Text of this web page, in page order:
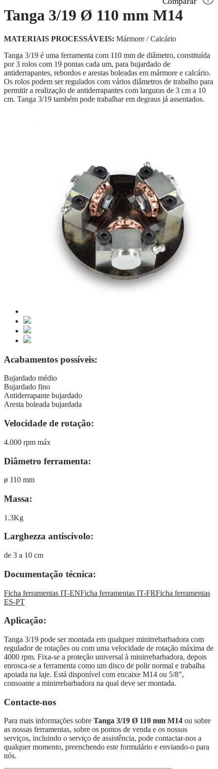
Tanga 3/19 Ø 110 mm M14
MATERIAIS PROCESSÁVEIS: Mármore / Calcário
Tanga 3/19 é uma ferramenta com 110 mm de diâmetro, constituída
por 3 rolos com 19 pontas cada um, para bujardado de
antiderrapantes, rebordos e arestas boleadas em mármore e calcário.
Os rolos podem ser regulados com vários diâmetros de trabalho para
permitir a realização de antiderrapantes com larguras de 3 cm a 10
cm. Tanga 3/19 também pode trabalhar em degraus já assentados.
Acabamentos possíveis:
Bujardado médio
Bujardado fino
Antiderrapante bujardado
Aresta boleada bujardada
Velocidade de rotação:
4.000 rpm máx
Diâmetro ferramenta:
ø 110 mm
Massa:
1.3Kg
Larghezza antiscivolo:
de 3 a 10 cm
Documentação técnica:
Ficha ferramentas IT-ENFicha ferramentas IT-FRFicha ferramentas
ES-PT
Aplicação:
Tanga 3/19 pode ser montada em qualquer minirrebarbadora com
regulador de rotações ou com uma velocidade de rotação máxima de
4000 rpm. Fixa-se a proteção universal à minirrebarbadora, depois
enrosca-se a ferramenta como um disco de polir normal e trabalha
apoiada na laje. Está disponível com encaixe M14 ou 5/8",
consoante a minirrebarbadora na qual deve ser montada.
Contacte-nos
Para mais informações sobre Tanga 3/19 Ø 110 mm M14 ou sobre
as nossas ferramentas, sobre os pontos de venda e os nossos
serviços, incluindo o serviço de assistência, pode contactar-nos a
qualquer momento, preenchendo este formulário e enviando-o para
nós.